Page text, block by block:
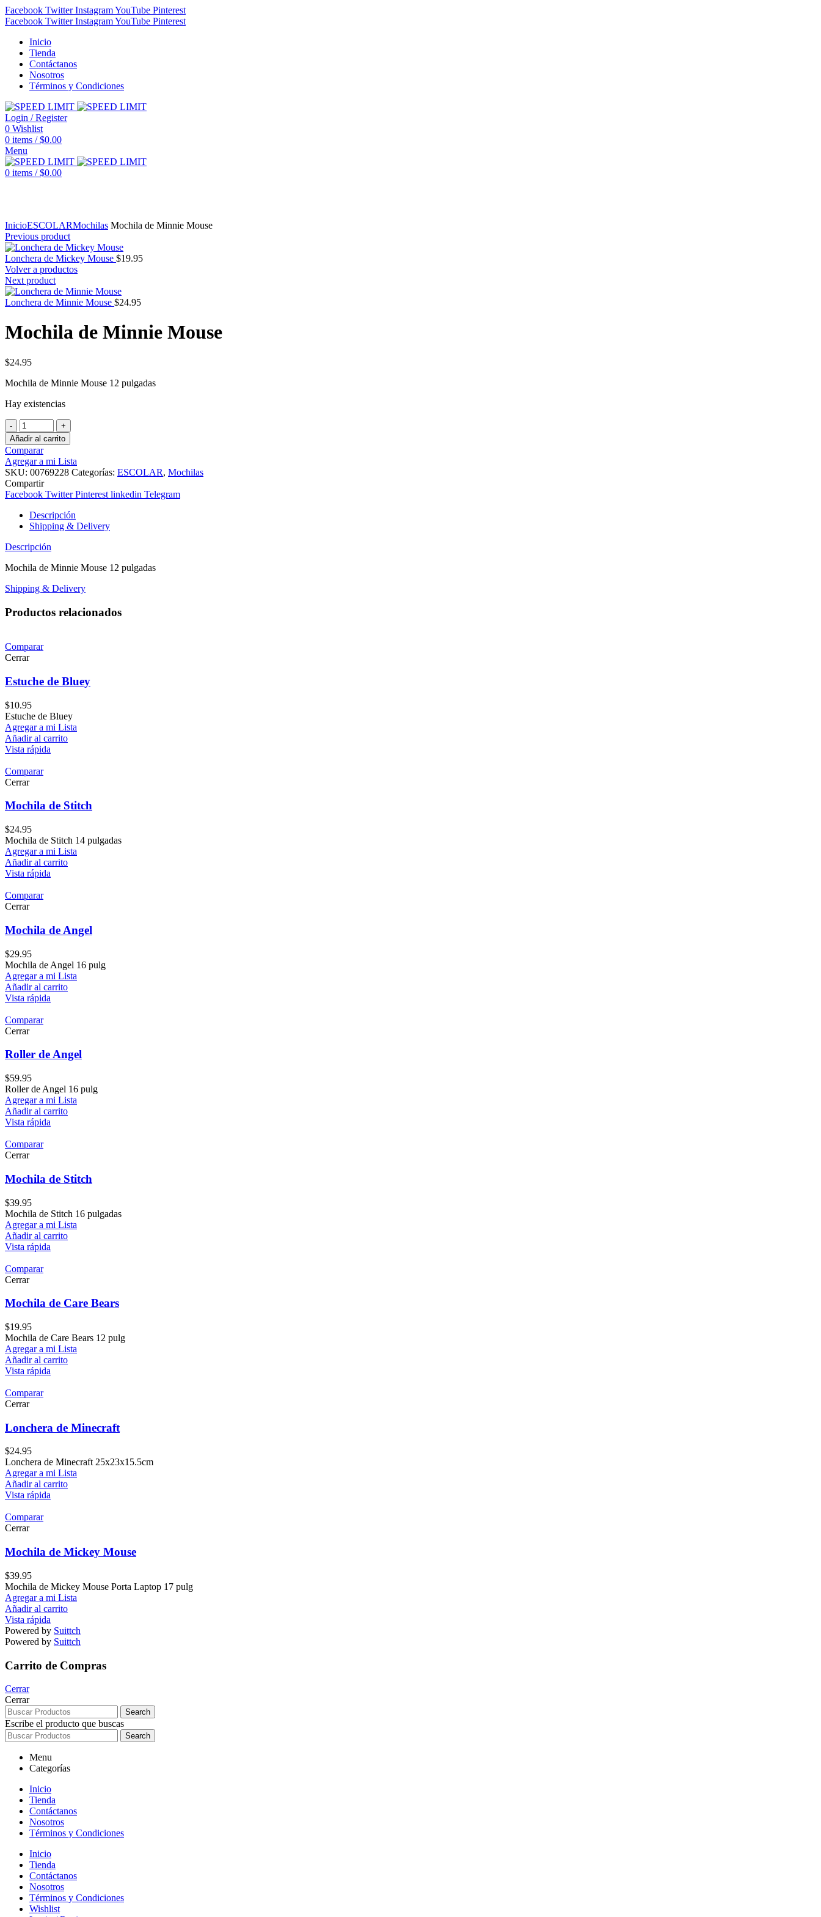
Facebook Twitter InstagramYouTube Pinterest
Facebook Twitter InstagramYouTube Pinterest
Inicio
Tienda
Contáctanos
Nosotros
Términos y Condiciones
Login / Register
0 Wishlist
0 items / $0.00
Menu
0 items / $0.00
InicioESCOLARMochilas Mochila de Minnie Mouse
Previous product
Lonchera de Mickey Mouse $19.95
Volver a productos
Next product
Lonchera de Minnie Mouse $24.95
Mochila de Minnie Mouse
$24.95
Mochila de Minnie Mouse 12 pulgadas
Hay existencias
Mochila
de
Minnie
Mouse
cantidad
Añadir al carrito
Comparar
Agregar a mi Lista
SKU: 00769228 Categorías: ESCOLAR, Mochilas
Compartir
Facebook Twitter Pinterest linkedin Telegram
Descripción
Shipping & Delivery
Descripción
Mochila de Minnie Mouse 12 pulgadas
Shipping & Delivery
Productos relacionados
Comparar
Cerrar
Estuche de Bluey
$10.95
Estuche de Bluey
Agregar a mi Lista
Añadir al carrito
Vista rápida
Comparar
Cerrar
Mochila de Stitch
$24.95
Mochila de Stitch 14 pulgadas
Agregar a mi Lista
Añadir al carrito
Vista rápida
Comparar
Cerrar
Mochila de Angel
$29.95
Mochila de Angel 16 pulg
Agregar a mi Lista
Añadir al carrito
Vista rápida
Comparar
Cerrar
Roller de Angel
$59.95
Roller de Angel 16 pulg
Agregar a mi Lista
Añadir al carrito
Vista rápida
Comparar
Cerrar
Mochila de Stitch
$39.95
Mochila de Stitch 16 pulgadas
Agregar a mi Lista
Añadir al carrito
Vista rápida
Comparar
Cerrar
Mochila de Care Bears
$19.95
Mochila de Care Bears 12 pulg
Agregar a mi Lista
Añadir al carrito
Vista rápida
Comparar
Cerrar
Lonchera de Minecraft
$24.95
Lonchera de Minecraft 25x23x15.5cm
Agregar a mi Lista
Añadir al carrito
Vista rápida
Comparar
Cerrar
Mochila de Mickey Mouse
$39.95
Mochila de Mickey Mouse Porta Laptop 17 pulg
Agregar a mi Lista
Añadir al carrito
Vista rápida
Powered by Suittch
Powered by Suittch
Carrito de Compras
Cerrar
Cerrar
Search
Escribe el producto que buscas
Search
Menu
Categorías
Inicio
Tienda
Contáctanos
Nosotros
Términos y Condiciones
Inicio
Tienda
Contáctanos
Nosotros
Términos y Condiciones
Wishlist